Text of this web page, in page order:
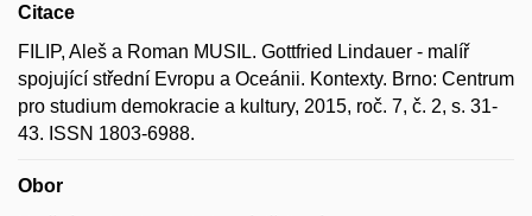
Citace
FILIP, Aleš a Roman MUSIL. Gottfried Lindauer - malíř
spojující střední Evropu a Oceánii. Kontexty. Brno: Centrum
pro studium demokracie a kultury, 2015, roč. 7, č. 2, s. 31-
43. ISSN 1803-6988.
Obor